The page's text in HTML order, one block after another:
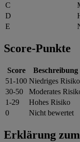
C
D
E
Score-Punkte
Score
Beschreibung
51-100 Niedriges Risiko
30-50
Moderates
1-29
Hohes Risiko
0
Nicht bewertet
Erklärung